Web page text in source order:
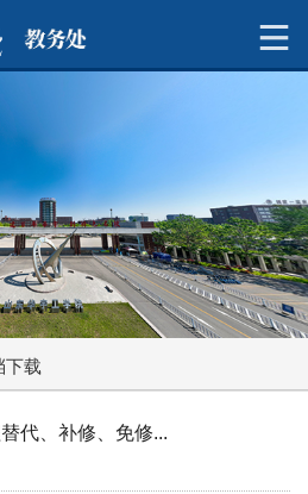
下载
代、补修、免修...